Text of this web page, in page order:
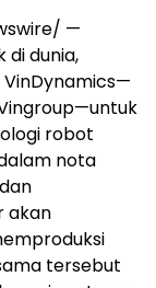
—
di dunia,
robot
nota
akan
tersebut